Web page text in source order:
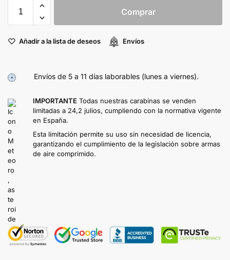
Comprar
Añadir a la lista de deseos Envíos
Envíos de 5 a 11 días laborables (lunes a viernes).
IMPORTANTE Todas nuestras carabinas se venden
limitadas a 24,2 julios, cumpliendo con la normativa vigente
en España.
Esta limitación permite su uso sin necesidad de licencia,
garantizando el cumplimiento de la legislación sobre armas
de aire comprimido.